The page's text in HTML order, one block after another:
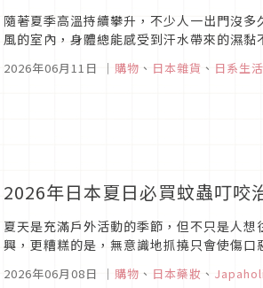
隨著夏季高溫持續攀升，不少人一出門沒
風的室內，身體總能感受到汗水帶來的濕
2026年06月11日 ｜ 購物 、 日本雜貨 、 日系生活
2026年日本夏日必買蚊蟲叮咬
夏天是充滿戶外活動的季節，但不只是人
興，更糟糕的是，無意識地抓撓只會使傷
2026年06月08日 ｜ 購物 、 日本藥妝 、